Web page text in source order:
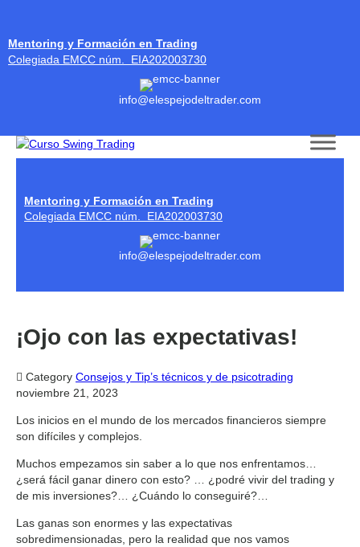
Mentoring y Formación en Trading
Colegiada EMCC núm. EIA202003730
info@elespejodeltrader.com
Mentoring y Formación en Trading
Colegiada EMCC núm. EIA202003730
info@elespejodeltrader.com
¡Ojo con las expectativas!
 Category Consejos y Tip’s técnicos y de psicotrading
noviembre 21, 2023
Los inicios en el mundo de los mercados financieros siempre
son difíciles y complejos.
Muchos empezamos sin saber a lo que nos enfrentamos…
¿será fácil ganar dinero con esto? … ¿podré vivir del trading y
de mis inversiones?… ¿Cuándo lo conseguiré?…
Las ganas son enormes y las expectativas
sobredimensionadas, pero la realidad que nos vamos